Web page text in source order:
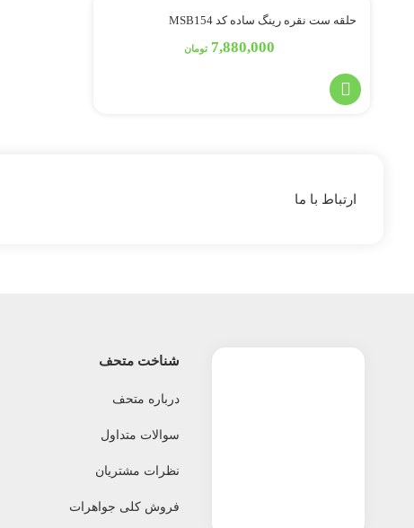
حلقه ست نقره رینگ ساده کد MSB154
7,880,000 تومان
ارتباط با ما
شناخت متحف
درباره متحف
سوالات متداول
نظرات مشتریان
فروش کلی جواهرات